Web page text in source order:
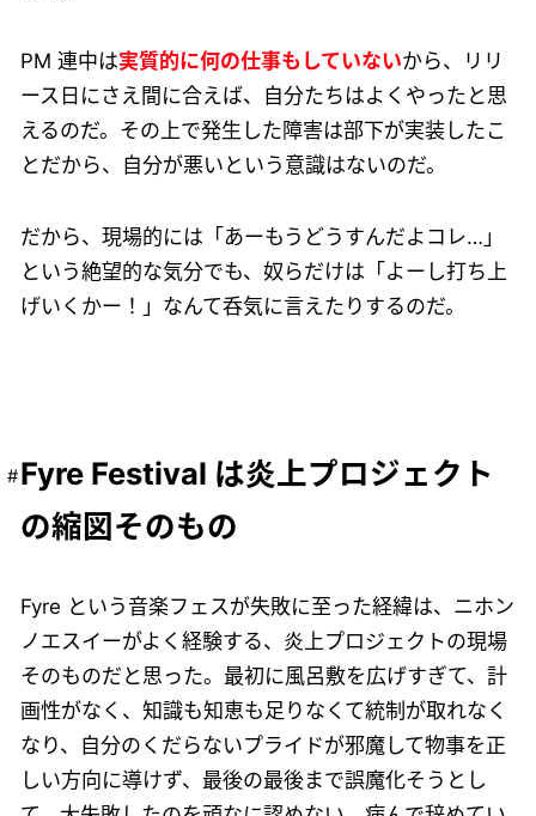
PM 連中は実質的に何の仕事もしていないから、リリ
ース日にさえ間に合えば、自分たちはよくやったと思
えるのだ。その上で発生した障害は部下が実装したこ
とだから、自分が悪いという意識はないのだ。
だから、現場的には「あーもうどうすんだよコレ…」
という絶望的な気分でも、奴らだけは「よーし打ち上
げいくかー！」なんて呑気に言えたりするのだ。
Fyre Festival は炎上プロジェクト
の縮図そのもの
Fyre という音楽フェスが失敗に至った経緯は、ニホン
ノエスイーがよく経験する、炎上プロジェクトの現場
そのものだと思った。最初に風呂敷を広げすぎて、計
画性がなく、知識も知恵も足りなくて統制が取れなく
なり、自分のくだらないプライドが邪魔して物事を正
しい方向に導けず、最後の最後まで誤魔化そうとし